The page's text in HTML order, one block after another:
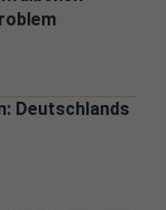
Deutschlands